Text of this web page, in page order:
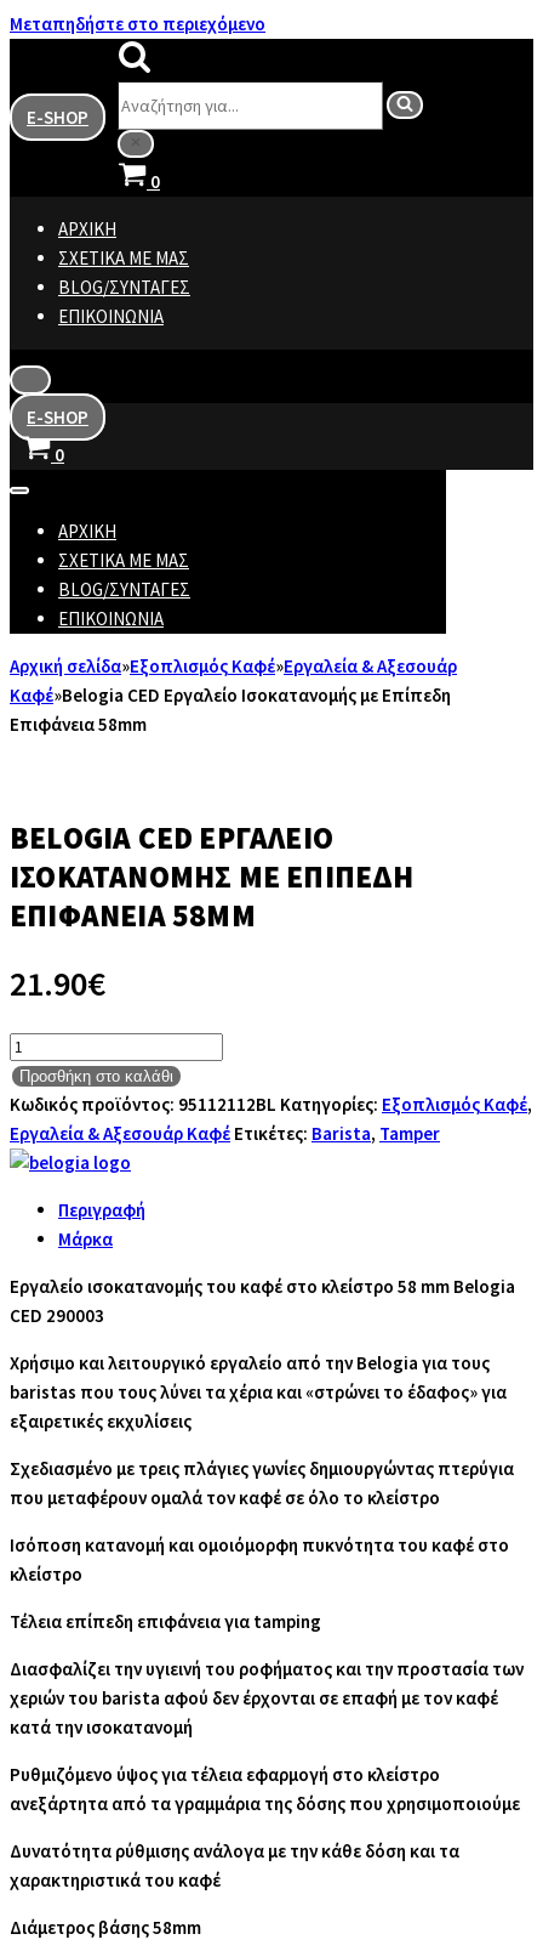
Μεταπηδήστε στο περιεχόμενο
E-SHOP
Αναζήτηση
για...
Καλάθι
0
ΑΡΧΙΚΉ
ΣΧΕΤΙΚΆ ΜΕ ΜΑΣ
BLOG/ΣΥΝΤΑΓΈΣ
ΕΠΙΚΟΙΝΩΝΊΑ
Μενού
πλοήγησης
E-SHOP
Καλάθι
0
Μενού
ΑΡΧΙΚΉ
ΣΧΕΤΙΚΆ ΜΕ ΜΑΣ
BLOG/ΣΥΝΤΑΓΈΣ
ΕΠΙΚΟΙΝΩΝΊΑ
Αρχική σελίδα»Εξοπλισμός Καφέ»Εργαλεία & Αξεσουάρ
Καφέ»Belogia CED Εργαλείο Ισοκατανομής με Επίπεδη
Επιφάνεια 58mm
BELOGIA CED ΕΡΓΑΛΕΊΟ
ΙΣΟΚΑΤΑΝΟΜΉΣ ΜΕ ΕΠΊΠΕΔΗ
ΕΠΙΦΆΝΕΙΑ 58MM
21.90€
Belogia
CED
Εργαλείο
Ισοκατανομής
με
Επιφάνεια
58mm
ποσότητα
Προσθήκη στο καλάθι
Κωδικός προϊόντος: 95112112BL Κατηγορίες: Εξοπλισμός Καφέ,
Εργαλεία & Αξεσουάρ Καφέ Ετικέτες: Barista, Tamper
Περιγραφή
Μάρκα
Εργαλείο ισοκατανομής του καφέ στο κλείστρο 58 mm Belogia
CED 290003
Χρήσιμο και λειτουργικό εργαλείο από την Belogia για τους
baristas που τους λύνει τα χέρια και «στρώνει το έδαφος» για
εξαιρετικές εκχυλίσεις
Σχεδιασμένο με τρεις πλάγιες γωνίες δημιουργώντας πτερύγια
που μεταφέρουν ομαλά τον καφέ σε όλο το κλείστρο
Ισόποση κατανομή και ομοιόμορφη πυκνότητα του καφέ στο
κλείστρο
Τέλεια επίπεδη επιφάνεια για tamping
Διασφαλίζει την υγιεινή του ροφήματος και την προστασία των
χεριών του barista αφού δεν έρχονται σε επαφή με τον καφέ
κατά την ισοκατανομή
Ρυθμιζόμενο ύψος για τέλεια εφαρμογή στο κλείστρο
ανεξάρτητα από τα γραμμάρια της δόσης που χρησιμοποιούμε
Δυνατότητα ρύθμισης ανάλογα με την κάθε δόση και τα
χαρακτηριστικά του καφέ
Διάμετρος βάσης 58mm